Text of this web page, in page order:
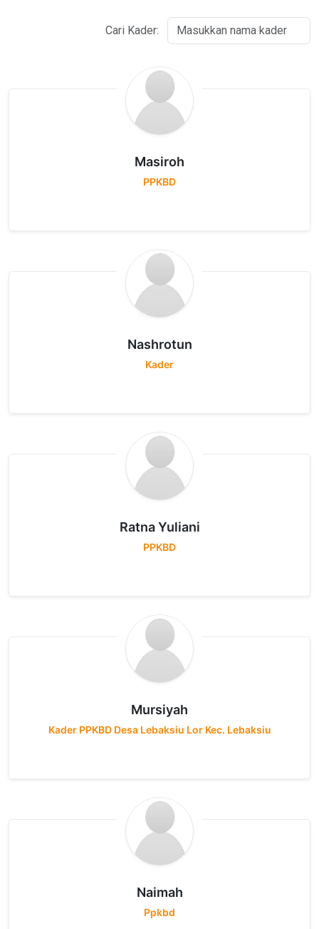
Cari Kader:
Masiroh
PPKBD
Nashrotun
Kader
Ratna Yuliani
PPKBD
Mursiyah
Kader PPKBD Desa Lebaksiu Lor Kec. Lebaksiu
Naimah
Ppkbd